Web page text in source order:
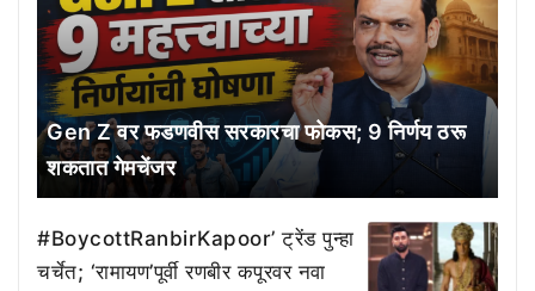
Gen Z वर फडणवीस सरकारचा फोकस; 9 निर्णय ठरू
शकतात गेमचेंजर
#BoycottRanbirKapoor’ ट्रेंड पुन्हा
चर्चेत; ‘रामायण’पूर्वी रणबीर कपूरवर नवा